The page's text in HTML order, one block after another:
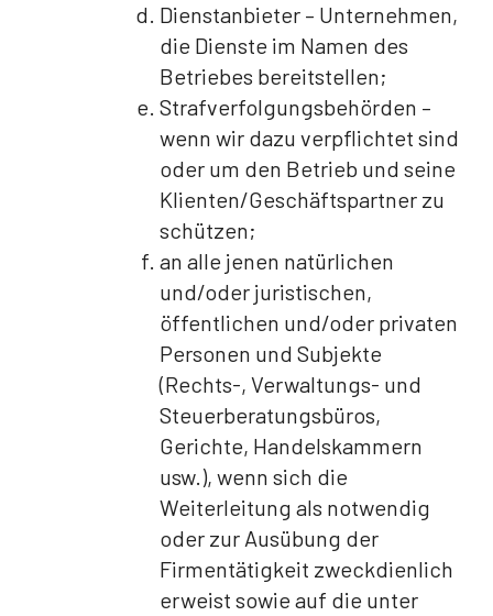
Dienstanbieter – Unternehmen,
die Dienste im Namen des
Betriebes bereitstellen;
Strafverfolgungsbehörden –
wenn wir dazu verpflichtet sind
oder um den Betrieb und seine
Klienten/Geschäftspartner zu
schützen;
an alle jenen natürlichen
und/oder juristischen,
öffentlichen und/oder privaten
Personen und Subjekte
(Rechts-, Verwaltungs- und
Steuerberatungsbüros,
Gerichte, Handelskammern
usw.), wenn sich die
Weiterleitung als notwendig
oder zur Ausübung der
Firmentätigkeit zweckdienlich
erweist sowie auf die unter